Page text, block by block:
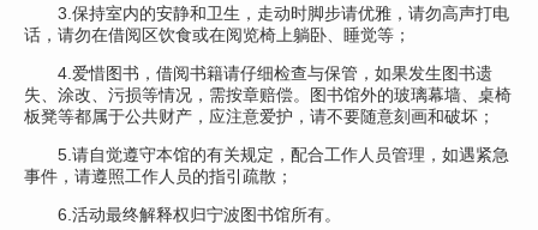
3.保持室内的安静和卫生，走动时脚步请优雅，请勿高声打电
话，请勿在借阅区饮食或在阅览椅上躺卧、睡觉等；
4.爱惜图书，借阅书籍请仔细检查与保管，如果发生图书遗
失、涂改、污损等情况，需按章赔偿。图书馆外的玻璃幕墙、桌椅
板凳等都属于公共财产，应注意爱护，请不要随意刻画和破坏；
5.请自觉遵守本馆的有关规定，配合工作人员管理，如遇紧急
事件，请遵照工作人员的指引疏散；
6. 活动最终解释权归宁波图书馆所有。